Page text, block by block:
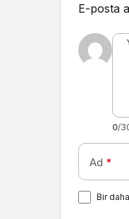
E-posta
0/
Ad *
Bir